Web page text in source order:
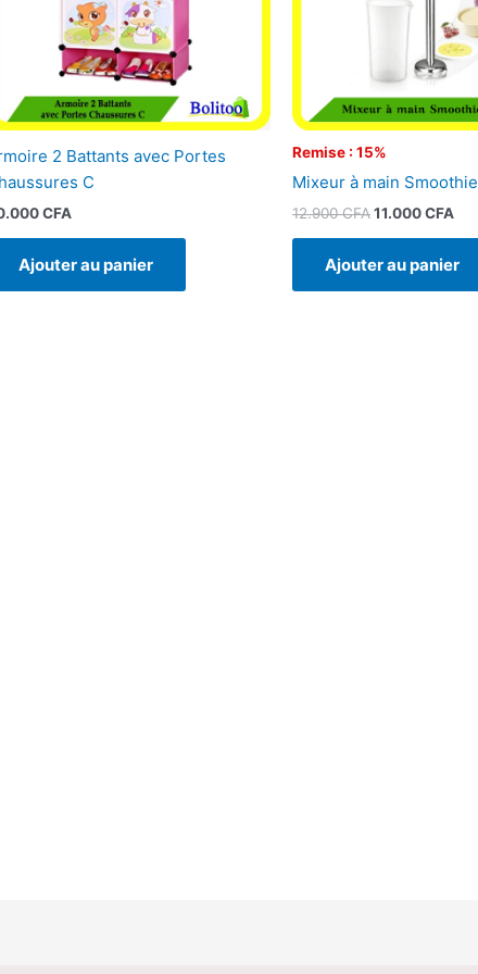
2 Battants avec Portes
C
CFA
Ajouter au panier
Remise : 15%
Mixeur à main Smoothie
12.900CFA11.000CFA
Ajouter au panier